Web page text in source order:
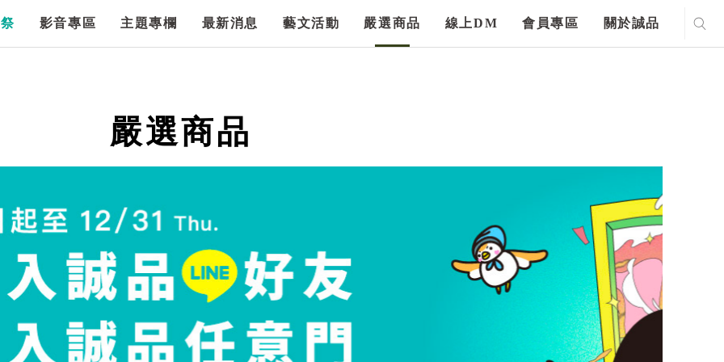
影音專區 主題專欄 最新消息 藝文活動 嚴選商品 線上DM 會員專區 關於誠品
嚴選商品